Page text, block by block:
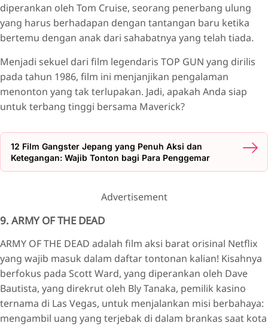
diperankan oleh Tom Cruise, seorang penerbang ulung
yang harus berhadapan dengan tantangan baru ketika
bertemu dengan anak dari sahabatnya yang telah tiada.
Menjadi sekuel dari film legendaris TOP GUN yang dirilis
pada tahun 1986, film ini menjanjikan pengalaman
menonton yang tak terlupakan. Jadi, apakah Anda siap
untuk terbang tinggi bersama Maverick?
12 Film Gangster Jepang yang Penuh Aksi dan
Ketegangan: Wajib Tonton bagi Para Penggemar
Advertisement
9. ARMY OF THE DEAD
ARMY OF THE DEAD adalah film aksi barat orisinal Netflix
yang wajib masuk dalam daftar tontonan kalian! Kisahnya
berfokus pada Scott Ward, yang diperankan oleh Dave
Bautista, yang direkrut oleh Bly Tanaka, pemilik kasino
ternama di Las Vegas, untuk menjalankan misi berbahaya:
mengambil uang yang terjebak di dalam brankas saat kota